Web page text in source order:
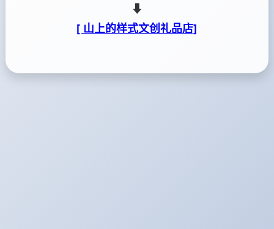
⬇
[ 山上的样式文创礼品店]